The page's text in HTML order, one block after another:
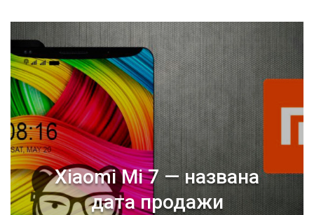
Xiaomi Mi 7 — названа
дата продажи